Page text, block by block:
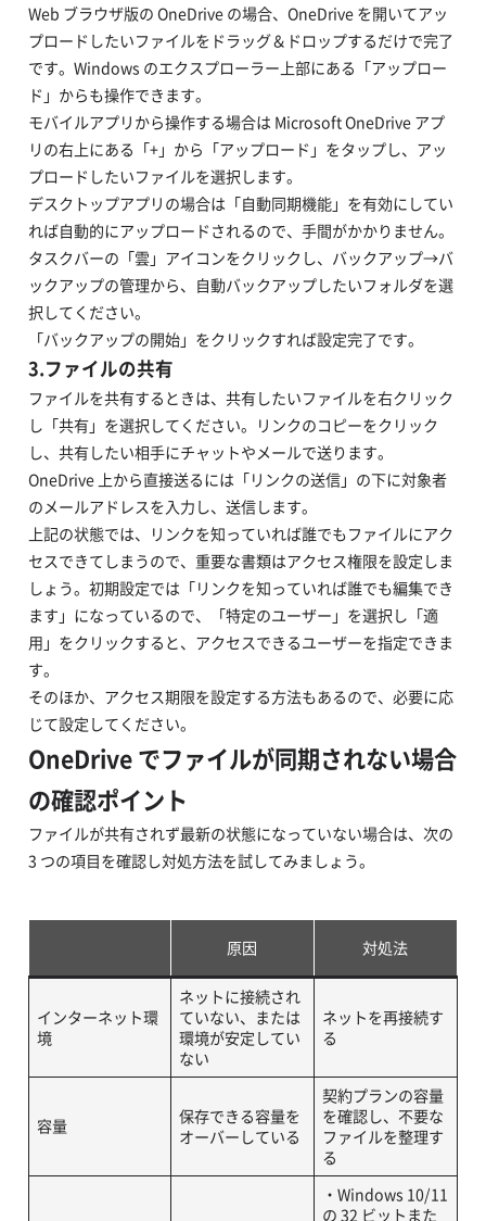
Web ブラウザ版の OneDrive の場合、OneDrive を開いてアッ
プロードしたいファイルをドラッグ＆ドロップするだけで完了
です。Windows のエクスプローラー上部にある「アップロー
ド」からも操作できます。
モバイルアプリから操作する場合は Microsoft OneDrive アプ
リの右上にある「+」から「アップロード」をタップし、アッ
プロードしたいファイルを選択します。
デスクトップアプリの場合は「自動同期機能」を有効にしてい
れば自動的にアップロードされるので、手間がかかりません。
タスクバーの「雲」アイコンをクリックし、バックアップ→バ
ックアップの管理から、自動バックアップしたいフォルダを選
択してください。
「バックアップの開始」をクリックすれば設定完了です。
3.ファイルの共有
ファイルを共有するときは、共有したいファイルを右クリック
し「共有」を選択してください。リンクのコピーをクリック
し、共有したい相手にチャットやメールで送ります。
OneDrive 上から直接送るには「リンクの送信」の下に対象者
のメールアドレスを入力し、送信します。
上記の状態では、リンクを知っていれば誰でもファイルにアク
セスできてしまうので、重要な書類はアクセス権限を設定しま
しょう。初期設定では「リンクを知っていれば誰でも編集でき
ます」になっているので、「特定のユーザー」を選択し「適
用」をクリックすると、アクセスできるユーザーを指定できま
す。
そのほか、アクセス期限を設定する方法もあるので、必要に応
じて設定してください。
OneDrive でファイルが同期されない場合
の確認ポイント
ファイルが共有されず最新の状態になっていない場合は、次の
3 つの項目を確認し対処方法を試してみましょう。
原因 対処法
インターネット環
境
ネットに接続され
ていない、または
環境が安定してい
ない
ネットを再接続す
る
容量
保存できる容量を
オーバーしている
契約プランの容量
を確認し、不要な
ファイルを整理す
る
・Windows 10/11
の 32 ビットまた